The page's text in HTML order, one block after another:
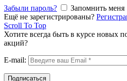
Забыли пароль?
Запомнить меня
Ещё не зарегистрированы?
Scroll To Top
Хотите всегда быть в курсе новых
акций?
E-mail: